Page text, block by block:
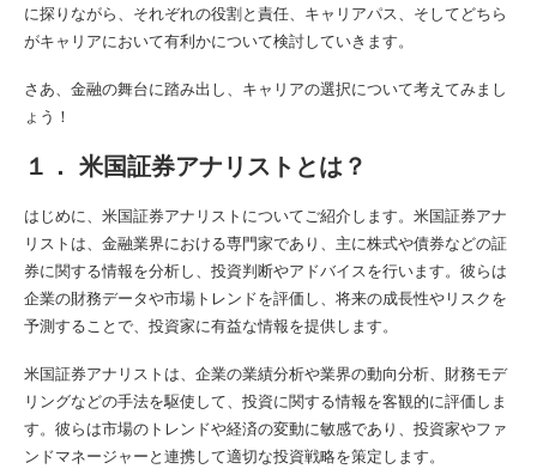
に探りながら、それぞれの役割と責任、キャリアパス、そしてどちら
がキャリアにおいて有利かについて検討していきます。
さあ、金融の舞台に踏み出し、キャリアの選択について考えてみまし
ょう！
１． 米国証券アナリストとは？
はじめに、米国証券アナリストについてご紹介します。米国証券アナ
リストは、金融業界における専門家であり、主に株式や債券などの証
券に関する情報を分析し、投資判断やアドバイスを行います。彼らは
企業の財務データや市場トレンドを評価し、将来の成長性やリスクを
予測することで、投資家に有益な情報を提供します。
米国証券アナリストは、企業の業績分析や業界の動向分析、財務モデ
リングなどの手法を駆使して、投資に関する情報を客観的に評価しま
す。彼らは市場のトレンドや経済の変動に敏感であり、投資家やファ
ンドマネージャーと連携して適切な投資戦略を策定します。